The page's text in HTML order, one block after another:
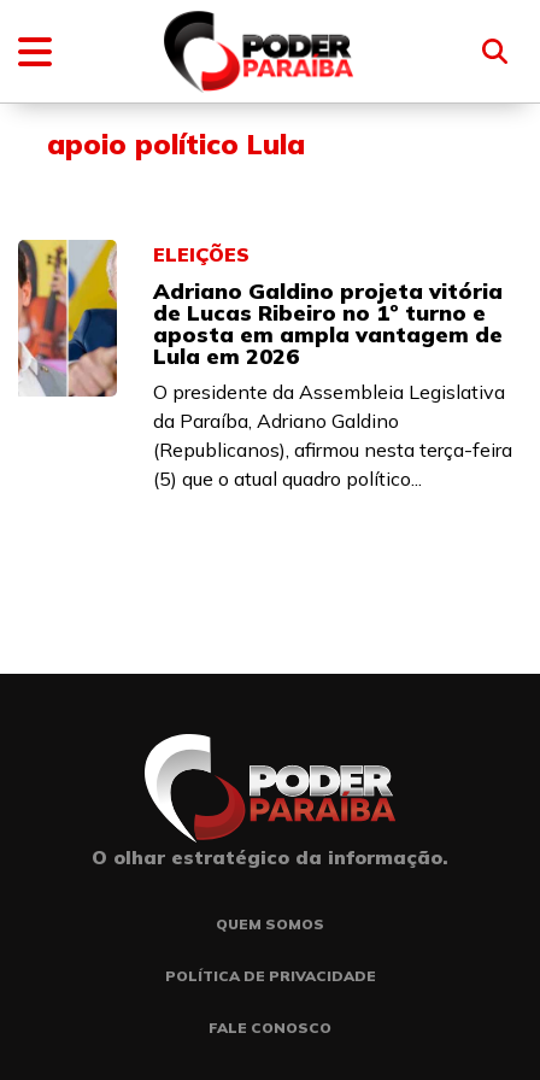
apoio político Lula
ELEIÇÕES
Adriano Galdino projeta vitória
de Lucas Ribeiro no 1º turno e
aposta em ampla vantagem de
Lula em 2026
O presidente da Assembleia Legislativa
da Paraíba, Adriano Galdino
(Republicanos), afirmou nesta terça-feira
(5) que o atual quadro político...
O olhar estratégico da informação.
QUEM SOMOS
POLÍTICA DE PRIVACIDADE
FALE CONOSCO